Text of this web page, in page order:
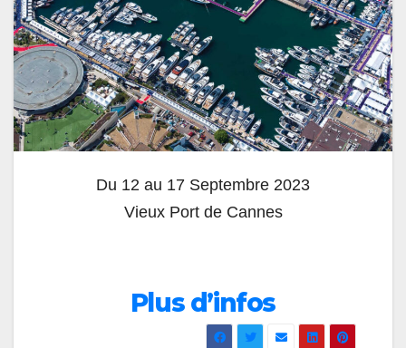
Du 12 au 17 Septembre 2023
Vieux Port de Cannes
Plus d’infos